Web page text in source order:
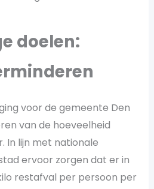
doelen:
voor de gemeente Den
van de hoeveelheid
In lijn met nationale
ervoor zorgen dat er in
restafval per persoon per